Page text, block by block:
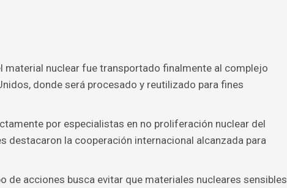
material nuclear fue transportado finalmente al complejo
donde será procesado y reutilizado para fines
por especialistas en no proliferación nuclear del
destacaron la cooperación internacional alcanzada para
de acciones busca evitar que materiales nucleares sensibles